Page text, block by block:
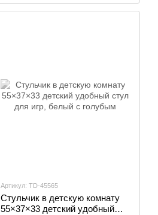
Артикул: TD-45565
Стульчик в детскую комнату
55×37×33 детский удобный